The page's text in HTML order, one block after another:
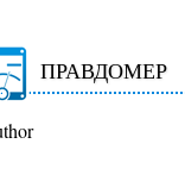
ПРАВДОМЕР